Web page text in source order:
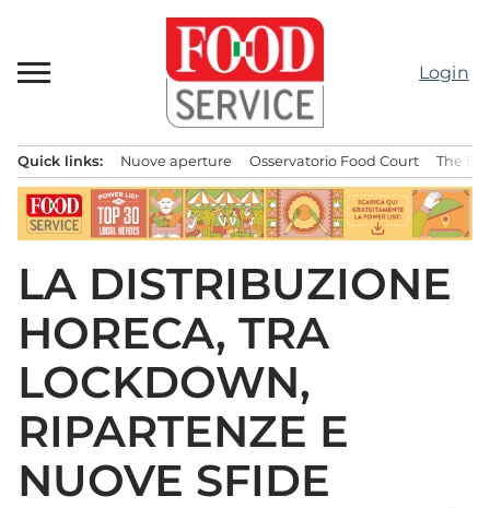
contenuto
Login
principale
Quick links: Nuove aperture Osservatorio Food Court The
LA DISTRIBUZIONE
HORECA, TRA
LOCKDOWN,
RIPARTENZE E
NUOVE SFIDE